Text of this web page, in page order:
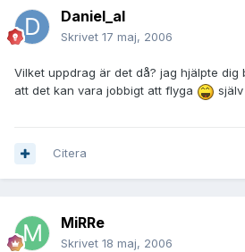
Daniel_al
Skrivet 17 maj, 2006
Vilket uppdrag är det då? jag hjälpte dig
att det kan vara jobbigt att flyga
Citera
MiRRe
Skrivet 18 maj, 2006